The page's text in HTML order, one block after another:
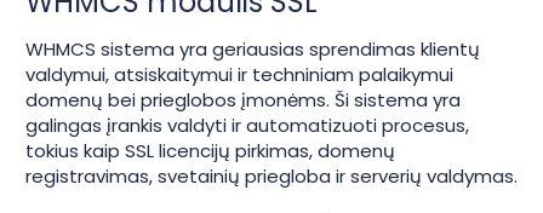
WHMCS sistema yra geriausias sprendimas klientų
valdymui, atsiskaitymui ir techniniam palaikymui
domenų bei prieglobos įmonėms. Ši sistema yra
galingas įrankis valdyti ir automatizuoti procesus,
tokius kaip SSL licencijų pirkimas, domenų
registravimas, svetainių priegloba ir serverių valdymas.